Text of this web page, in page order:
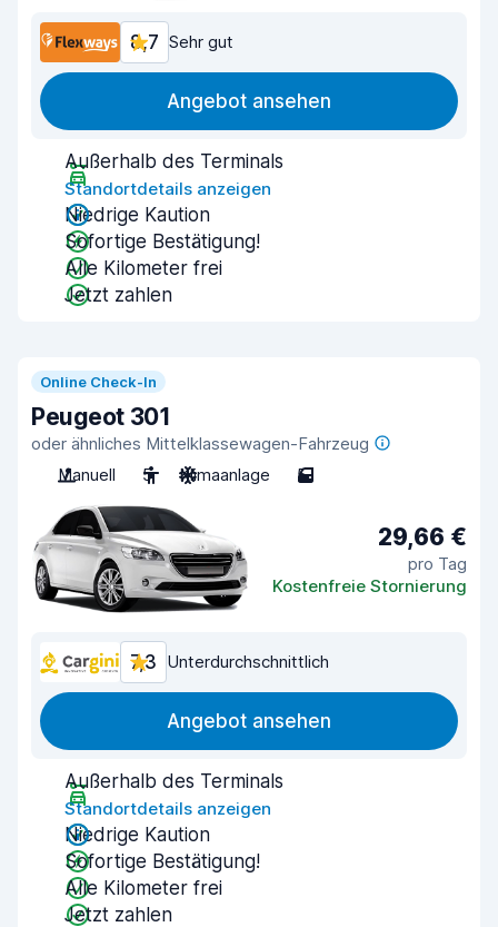
8,7 Sehr gut
Angebot ansehen
Außerhalb des Terminals
Standortdetails anzeigen
Niedrige Kaution
Sofortige Bestätigung!
Alle Kilometer frei
Jetzt zahlen
Online Check-In
Peugeot 301
oder ähnliches Mittelklassewagen-Fahrzeug
Manuell
5 Klimaanlage 5
29,66 €
pro Tag
Kostenfreie Stornierung
7,3 Unterdurchschnittlich
Angebot ansehen
Außerhalb des Terminals
Standortdetails anzeigen
Niedrige Kaution
Sofortige Bestätigung!
Alle Kilometer frei
Jetzt zahlen